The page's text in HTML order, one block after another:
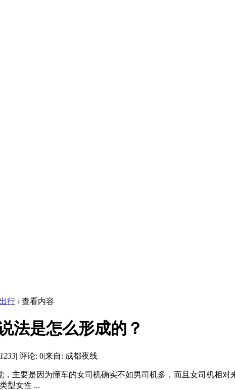
行 › 查看内容
法是怎么形成的？
1233| 评论: 0|来自: 成都夜线
，主要是因为懂车的女司机确实不如男司机多，而且女司机相
型女性 ...